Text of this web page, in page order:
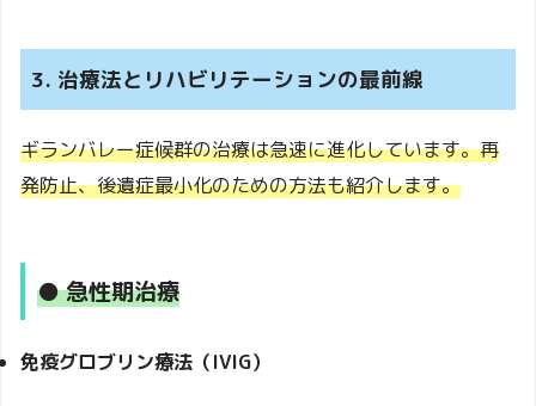
3. 治療法とリハビリテーションの最前線
ギランバレー症候群の治療は急速に進化しています。再
発防止、後遺症最小化のための方法も紹介します。
● 急性期治療
免疫グロブリン療法（IVIG）